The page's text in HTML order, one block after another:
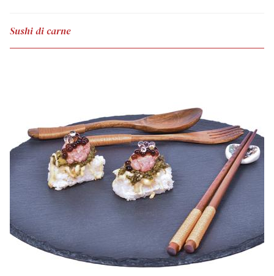
Sushi di carne